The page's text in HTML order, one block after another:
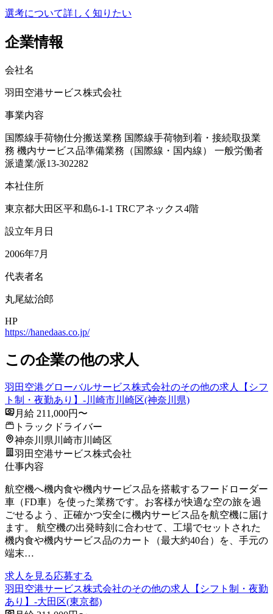
選考について詳しく知りたい
企業情報
会社名
羽田空港サービス株式会社
事業内容
国際線手荷物仕分搬送業務 国際線手荷物到着・接続取扱業
務 機内サービス品準備業務（国際線・国内線） 一般労働者
派遣業/派13-302282
本社住所
東京都大田区平和島6-1-1 TRCアネックス4階
設立年月日
2006年7月
代表者名
丸尾紘治郎
HP
https://hanedaas.co.jp/
この企業の他の求人
⽻⽥空港グローバルサービス株式会社のその他の求人【シフ
ト制・夜勤あり】-川崎市川崎区(神奈川県)
月給 211,000円〜
トラックドライバー
神奈川県川崎市川崎区
羽田空港サービス株式会社
仕事内容
航空機へ機内食や機内サービス品を搭載するフードローダー
車（FD車）を使った業務です。お客様が快適な空の旅を過
ごせるよう、正確かつ安全に機内サービス品を航空機に届け
ます。 航空機の出発時刻に合わせて、工場でセットされた
機内食や機内サービス品のカート（最大約40台）を、手元の
端末…
求人を見る応募する
羽田空港サービス株式会社のその他の求人【シフト制・夜勤
あり】-大田区(東京都)